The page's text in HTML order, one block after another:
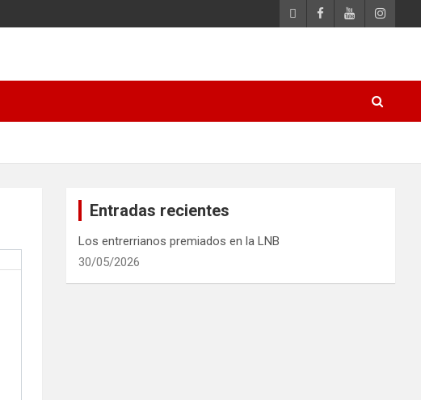
Entradas recientes
Los entrerrianos premiados en la LNB
30/05/2026